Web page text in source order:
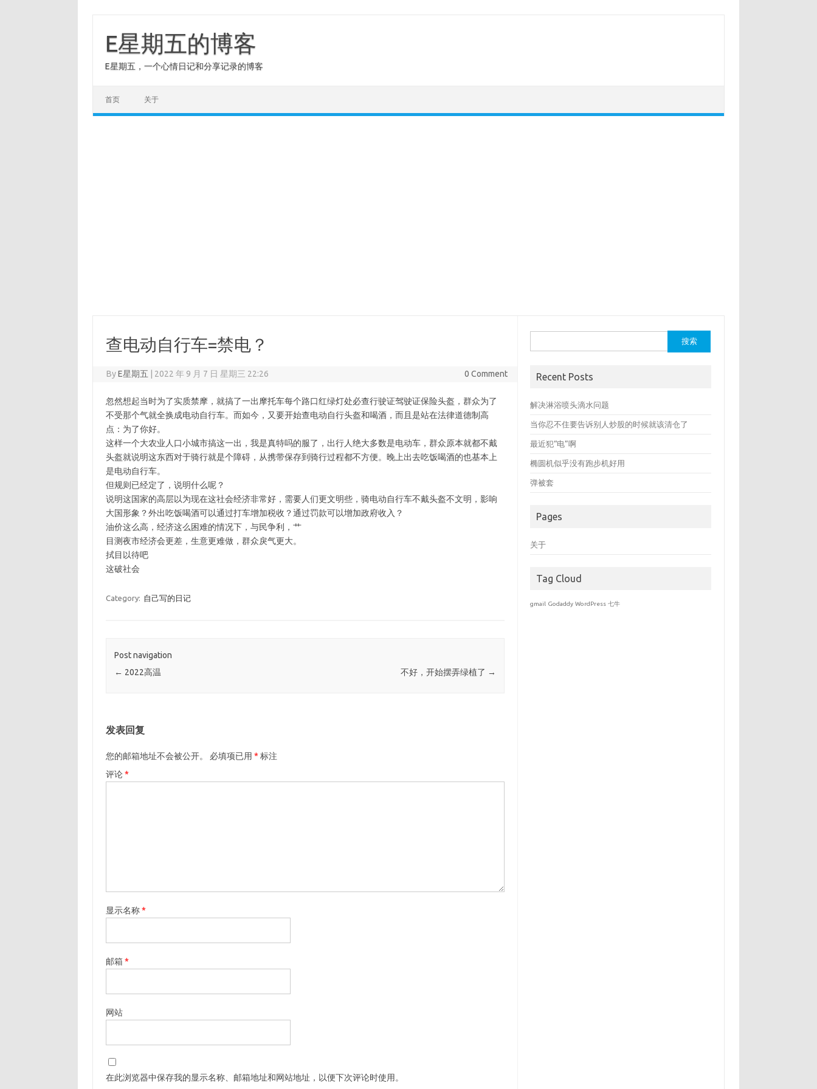
contentE星期五的博客
E星期五，一个心情日记和分享记录的博客
首页 关于
查电动自行车=禁电？
ByE星期五 2022 年 9 月 7 日 星期三 22:26 0 Comment
忽然想起当时为了实质禁摩，就搞了一出摩托车每个路口红绿灯处必查行驶证驾驶证保险头盔，群众为了
不受那个气就全换成电动自行车。而如今，又要开始查电动自行头盔和喝酒，而且是站在法律道德制高
点：为了你好。
这样一个大农业人口小城市搞这一出，我是真特吗的服了，出行人绝大多数是电动车，群众原本就都不戴
头盔就说明这东西对于骑行就是个障碍，从携带保存到骑行过程都不方便。晚上出去吃饭喝酒的也基本上
是电动自行车。
但规则已经定了，说明什么呢？
说明这国家的高层以为现在这社会经济非常好，需要人们更文明些，骑电动自行车不戴头盔不文明，影响
大国形象？外出吃饭喝酒可以通过打车增加税收？通过罚款可以增加政府收入？
油价这么高，经济这么困难的情况下，与民争利，艹
目测夜市经济会更差，生意更难做，群众戾气更大。
拭目以待吧
这破社会
Category: 自己写的日记
Post navigation
← 2022高温 不好，开始摆弄绿植了 →
发表回复
您的邮箱地址不会被公开。 必填项已用 * 标注
评论*
显示名称*
邮箱*
网站
在此浏览器中保存我的显示名称、邮箱地址和网站地址，以便下次评论时使用。
索：
Recent Posts
解决淋浴喷头滴水问题
当你忍不住要告诉别人炒股的时候就该清仓了
最近犯“电”啊
椭圆机似乎没有跑步机好用
弹被套
Pages
关于
Tag Cloud
gmail Godaddy WordPress 七牛